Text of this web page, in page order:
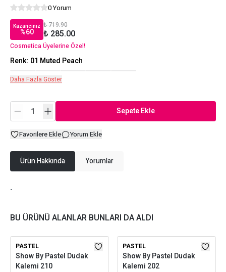
0 Yorum
Kazancınız
%60
₺ 719.90
₺ 285.00
Cosmetica Üyelerine Özel!
Renk: 01 Muted Peach
Daha Fazla Göster
Sepete Ekle
Favorilere Ekle Yorum Ekle
Ürün Hakkında Yorumlar
-
BU ÜRÜNÜ ALANLAR BUNLARI DA ALDI
PASTEL
Show By Pastel Dudak
Kalemi 210
PASTEL
Show By Pastel Dudak
Kalemi 202